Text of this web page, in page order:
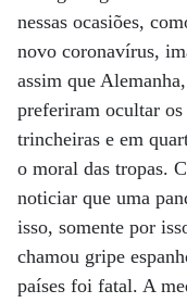
nessas ocasiões,
novo coronavírus,
assim que
preferiram ocultar
trincheiras e em
o moral das tropas.
noticiar que uma
isso, somente por
chamou gripe
países foi fatal. A